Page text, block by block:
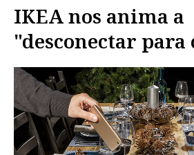
IKEA nos anima a
"desconectar para